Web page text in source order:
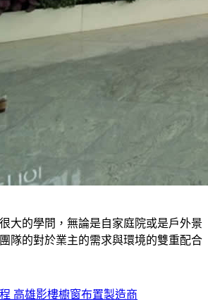
大的學問，無論是自家庭院或是戶外景
隊的對於業主的需求與環境的雙重配合
高雄影樓櫥窗布置製造商